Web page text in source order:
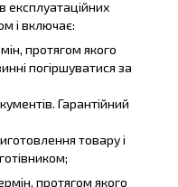
експлуатаційних
і включає:
протягом якого
погіршуватися за
Гарантійний
товару і
протягом якого